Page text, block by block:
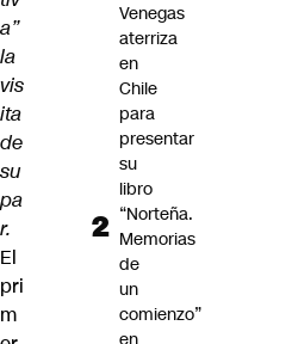
a”
la
vis
ita
de
su
pa
r.
El
pri
m
Venegas
aterriza
en
Chile
para
presentar
su
libro
“Norteña.
Memorias
de
un
comienzo”
en